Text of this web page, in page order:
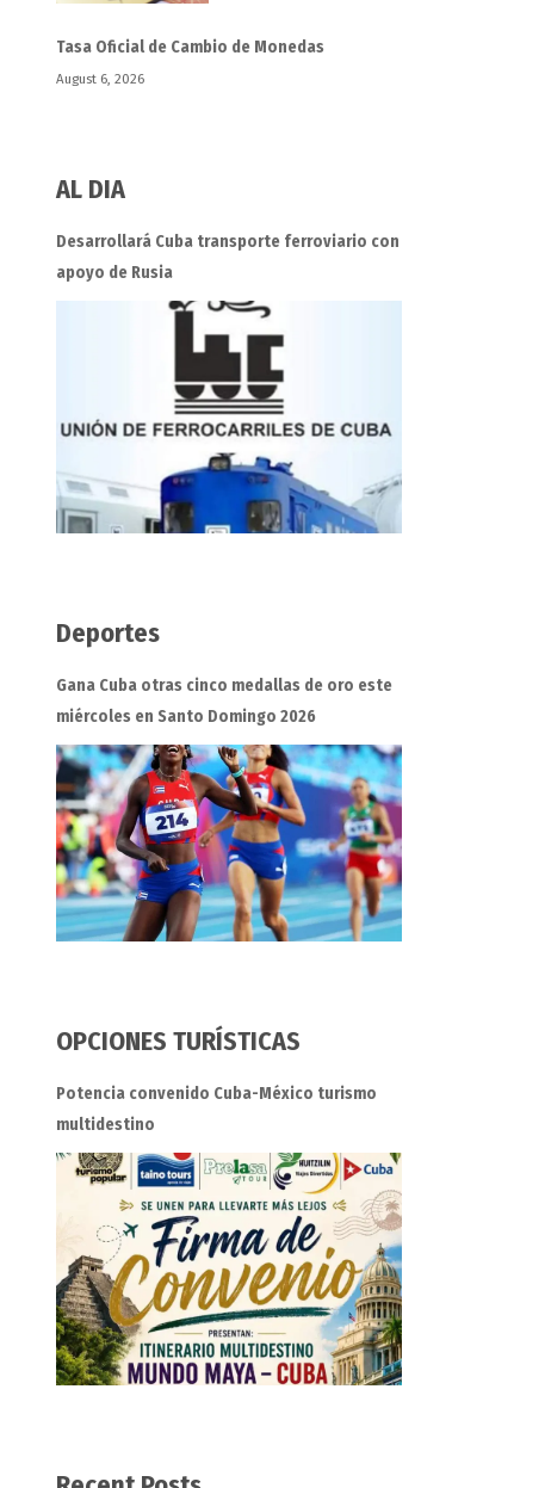
Tasa Oficial de Cambio de Monedas
August 6, 2026
AL DIA
Desarrollará Cuba transporte ferroviario con
apoyo de Rusia
Deportes
Gana Cuba otras cinco medallas de oro este
miércoles en Santo Domingo 2026
OPCIONES TURÍSTICAS
Potencia convenido Cuba-México turismo
multidestino